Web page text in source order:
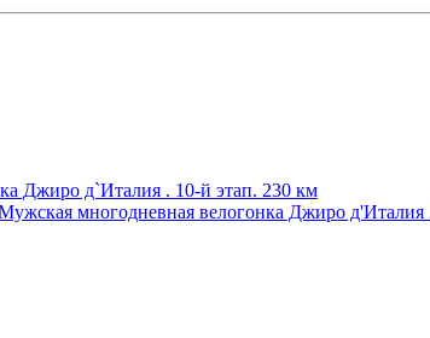
Джиро д`Италия . 10-й этап. 230 км
многодневная велогонка Джиро д'Италия